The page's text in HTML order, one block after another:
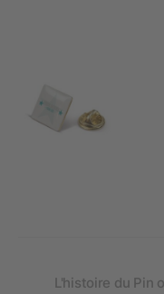
L'histoire du Pin